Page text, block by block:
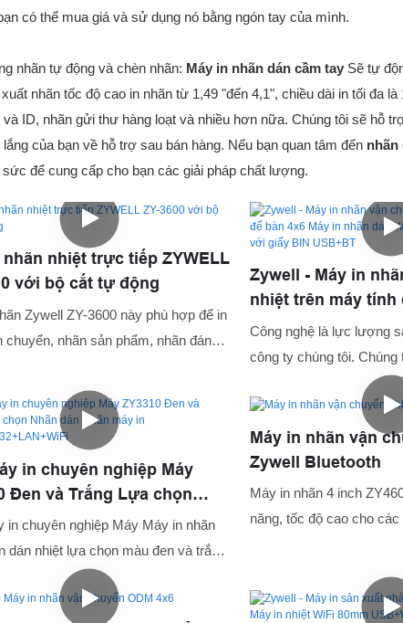
có thể mua giá và sử dụng nó bằng ngón tay của mình.
nhãn tự động và chèn nhãn: Máy in nhãn dán cầm tay Sẽ tự
nhãn tốc độ cao in nhãn từ 1,49 "đến 4,1", chiều dài in tối đa
ID, nhãn gửi thư hàng loạt và nhiều hơn nữa. Chúng tôi sẽ hỗ
lắng của bạn về hỗ trợ sau bán hàng. Nếu bạn quan tâm đến nhãn
sức để cung cấp cho bạn các giải pháp chất lượng.
nhãn nhiệt trực tiếp ZYWELL
với bộ cắt tự động
Zywell ZY-3600 này phù hợp để in
chuyển, nhãn sản phẩm, nhãn đánh
Zywell - Máy in
nhiệt trên máy tính
in nhãn dán
trmica với giấy BIN
Công nghệ là lực lượng
công ty chúng tôi. Chúng
việc cải thiện và nâng
đang được sử dụng kể từ
tại, chúng tôi chủ yếu áp
in mini, máy in nhiệt, máy
động. Nó được sử dụng
của máy in
in chuyên nghiệp Máy
Đen và Trắng Lựa chọn
Nhãn máy in
in chuyên nghiệp Máy Máy in nhãn
dán nhiệt lựa chọn màu đen và trắng
triển thông qua nghiên cứu và phát
không chỉ có chức năng mạnh mẽ
Máy in nhãn vận
Zywell Bluetooth
Máy in nhãn 4 inch
năng, tốc độ cao cho
cho nhãn vận chuyển,